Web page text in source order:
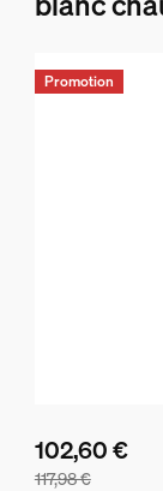
117,98 €
102,60 €
Promotion